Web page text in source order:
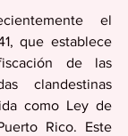
el
que establece
de las
clandestinas
como Ley de
Rico. Este